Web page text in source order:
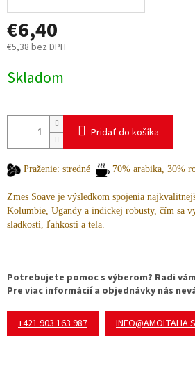
€6,40
€5,38 bez DPH
cena:
Skladom
Pridať do košíka
Praženie: stredné 70% arabika, 30%
Zmes Soave je výsledkom spojenia
Kolumbie, Ugandy a indickej robusty, čím sa
sladkosti, ľahkosti a tela.
Potrebujete pomoc s výberom? Radi
Pre viac informácií a objednávky nás
+421 903 163 987